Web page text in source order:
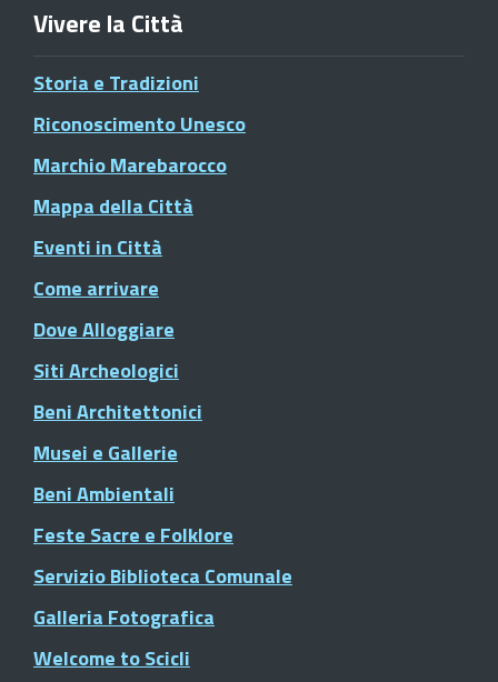
Vivere la Città
Storia e Tradizioni
Riconoscimento Unesco
Marchio Marebarocco
Mappa della Città
Eventi in Città
Come arrivare
Dove Alloggiare
Siti Archeologici
Beni Architettonici
Musei e Gallerie
Beni Ambientali
Feste Sacre e Folklore
Servizio Biblioteca Comunale
Galleria Fotografica
Welcome to Scicli